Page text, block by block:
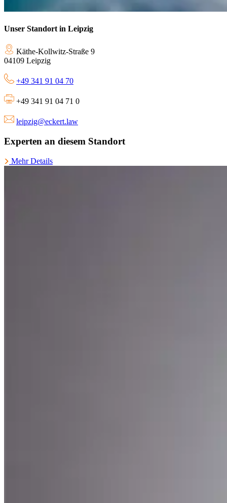
Unser Standort in Leipzig
Käthe-Kollwitz-Straße 9
04109 Leipzig
+49 341 91 04 70
+49 341 91 04 71 0
leipzig@eckert.law
Experten an diesem Standort
Mehr Details